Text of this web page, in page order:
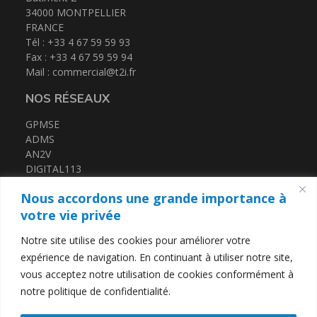
Nous accordons une grande importance à
votre vie privée
Notre site utilise des cookies pour améliorer votre
expérience de navigation. En continuant à utiliser notre site,
vous acceptez notre utilisation de cookies conformément à
notre politique de confidentialité.
34000 MONTPELLIER
FRANCE
Tél : +33 4 67 59 59 93
Fax : +33 4 67 59 59 94
Mail : commercial@t2i.fr
NOS RÉSEAUX
GPMSE
ADMS
AN2V
DIGITAL113
CERTIFICATIONS
QUALIOPI
DATADOCK
Espace client